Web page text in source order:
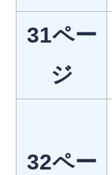
31ペー
ジ
32ペー